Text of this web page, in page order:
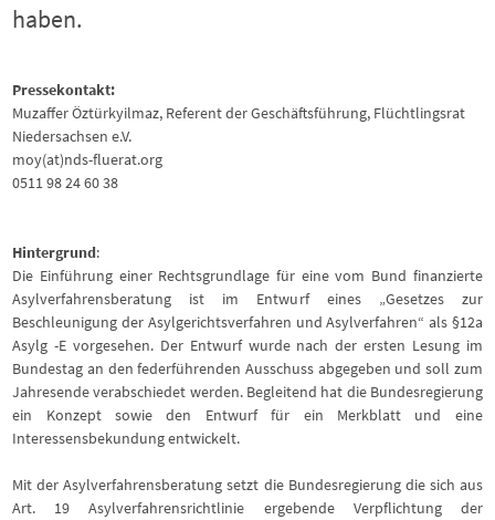
haben.
Pressekontakt:
Muzaffer Öztürkyilmaz, Referent der Geschäftsführung, Flüchtlingsrat
Niedersachsen e.V.
moy(at)nds-fluerat.org
0511 98 24 60 38
Hintergrund:
Die Einführung einer Rechtsgrundlage für eine vom Bund finanzierte
Asylverfahrensberatung ist im Entwurf eines „Gesetzes zur
Beschleunigung der Asylgerichtsverfahren und Asylverfahren“ als §12a
Asylg -E vorgesehen. Der Entwurf wurde nach der ersten Lesung im
Bundestag an den federführenden Ausschuss abgegeben und soll zum
Jahresende verabschiedet werden. Begleitend hat die Bundesregierung
ein Konzept sowie den Entwurf für ein Merkblatt und eine
Interessensbekundung entwickelt.
Mit der Asylverfahrensberatung setzt die Bundesregierung die sich aus
Art. 19 Asylverfahrensrichtlinie ergebende Verpflichtung der